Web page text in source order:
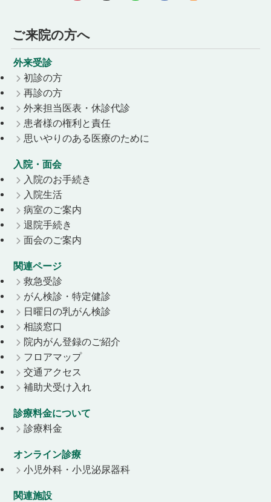
ご来院の方へ
外来受診
初診の方
再診の方
外来担当医表・休診代診
患者様の権利と責任
思いやりのある医療のために
入院・面会
入院のお手続き
入院生活
病室のご案内
退院手続き
面会のご案内
関連ページ
救急受診
がん検診・特定健診
日曜日の乳がん検診
相談窓口
院内がん登録のご紹介
フロアマップ
交通アクセス
補助犬受け入れ
診療料金について
診療料金
オンライン診療
小児外科・小児泌尿器科
関連施設